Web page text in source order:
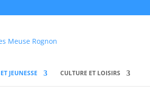
JEUNESSE CULTURE ET LOISIRS